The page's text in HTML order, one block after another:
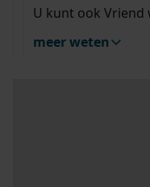
U kunt ook Vriend
meer weten